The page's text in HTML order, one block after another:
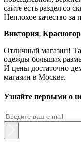
сайте есть раздел со
Неплохое качество за
Виктория,
Отличный магазин!
одежды больших
И цены достаточно
магазин в Москве.
Узнайте первыми о